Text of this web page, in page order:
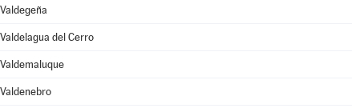
Valdegeña
Valdelagua del Cerro
Valdemaluque
Valdenebro